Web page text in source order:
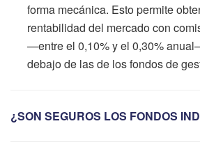
forma mecánica. Esto permite
rentabilidad del mercado con
—entre el 0,10% y el 0,30%
debajo de las de los fondos de
¿SON SEGUROS LOS FONDOS